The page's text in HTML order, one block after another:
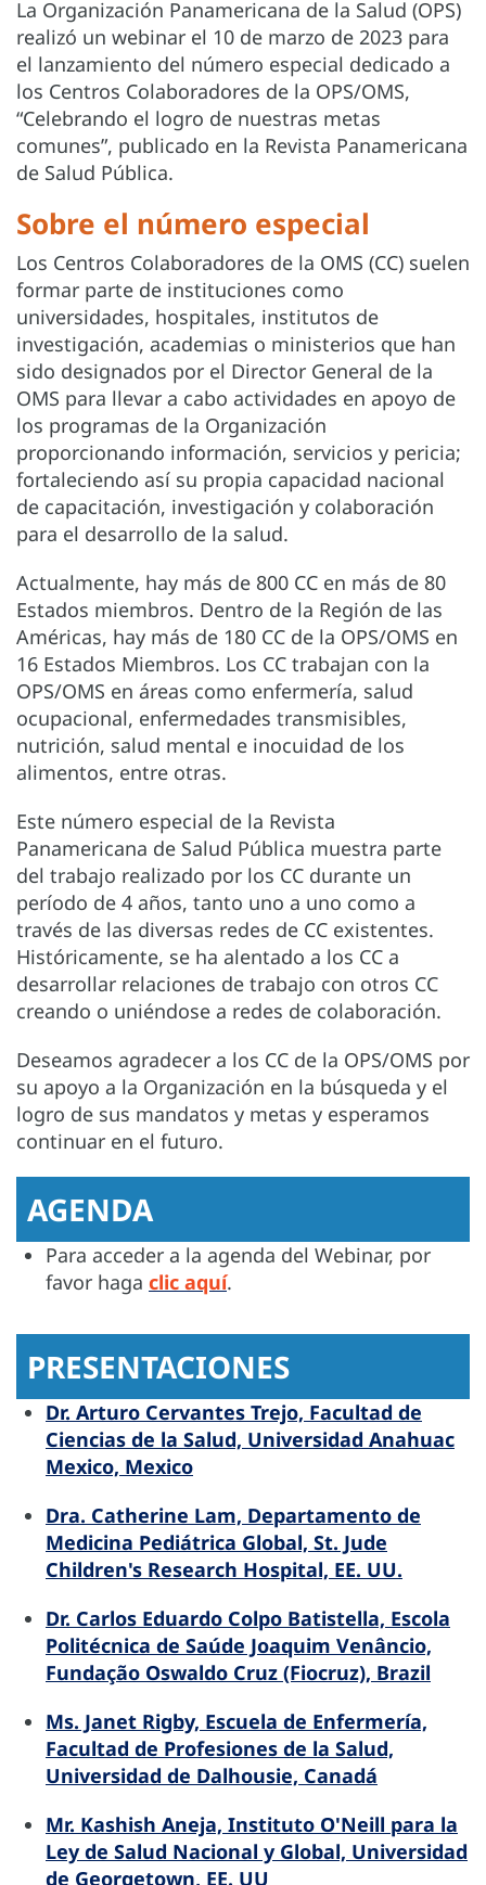
La Organización Panamericana de la Salud (OPS)
realizó un webinar el 10 de marzo de 2023 para
el lanzamiento del número especial dedicado a
los Centros Colaboradores de la OPS/OMS,
“Celebrando el logro de nuestras metas
comunes”, publicado en la Revista Panamericana
de Salud Pública.
Sobre el número especial
Los Centros Colaboradores de la OMS (CC) suelen
formar parte de instituciones como
universidades, hospitales, institutos de
investigación, academias o ministerios que han
sido designados por el Director General de la
OMS para llevar a cabo actividades en apoyo de
los programas de la Organización
proporcionando información, servicios y pericia;
fortaleciendo así su propia capacidad nacional
de capacitación, investigación y colaboración
para el desarrollo de la salud.
Actualmente, hay más de 800 CC en más de 80
Estados miembros. Dentro de la Región de las
Américas, hay más de 180 CC de la OPS/OMS en
16 Estados Miembros. Los CC trabajan con la
OPS/OMS en áreas como enfermería, salud
ocupacional, enfermedades transmisibles,
nutrición, salud mental e inocuidad de los
alimentos, entre otras.
Este número especial de la Revista
Panamericana de Salud Pública muestra parte
del trabajo realizado por los CC durante un
período de 4 años, tanto uno a uno como a
través de las diversas redes de CC existentes.
Históricamente, se ha alentado a los CC a
desarrollar relaciones de trabajo con otros CC
creando o uniéndose a redes de colaboración.
Deseamos agradecer a los CC de la OPS/OMS por
su apoyo a la Organización en la búsqueda y el
logro de sus mandatos y metas y esperamos
continuar en el futuro.
AGENDA
Para acceder a la agenda del Webinar, por
favor haga clic aquí.
PRESENTACIONES
Dr. Arturo Cervantes Trejo, Facultad de
Ciencias de la Salud, Universidad Anahuac
Mexico, Mexico
Dra. Catherine Lam, Departamento de
Medicina Pediátrica Global, St. Jude
Children's Research Hospital, EE. UU.
Dr. Carlos Eduardo Colpo Batistella, Escola
Politécnica de Saúde Joaquim Venâncio,
Fundação Oswaldo Cruz (Fiocruz), Brazil
Ms. Janet Rigby, Escuela de Enfermería,
Facultad de Profesiones de la Salud,
Universidad de Dalhousie, Canadá
Mr. Kashish Aneja, Instituto O'Neill para la
Ley de Salud Nacional y Global, Universidad
de Georgetown, EE. UU